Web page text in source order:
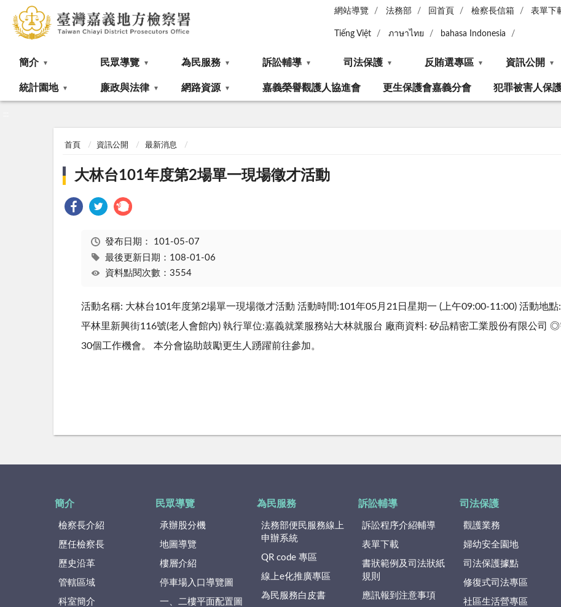
網站導覽 法務部 回首頁 檢察長信箱 表單下
Tiếng Việt ภาษาไทย bahasa Indonesia
簡介 民眾導覽 為民服務 訴訟輔導 司法保護 反賄選專區 資訊公開
統計園地 廉政與法律 網路資源 嘉義榮譽觀護人協進會 更生保護會嘉義分會 犯罪被害人保
首頁 資訊公開 最新消息
大林台101年度第2場單一現場徵才活動
發布日期： 101-05-07
最後更新日期：108-01-06
資料點閱次數：3554
活動名稱: 大林台101年度第2場單一現場徵才活動 活動時間:101年05月21日星期一 (上午09:00-11:00) 活動地
平林里新興街116號(老人會館內) 執行單位:嘉義就業服務站大林就服台 廠商資料: 矽品精密工業股份有限公司
30個工作機會。 本分會協助鼓勵更生人踴躍前往參加。
簡介
檢察長介紹
歷任檢察長
歷史沿革
管轄區域
科室簡介
民眾導覽
承辦股分機
地圖導覽
樓層介紹
停車場入口導覽圖
一、二樓平面配置圖
為民服務
法務部便民服務線上
申辦系統
QR code 專區
線上e化推廣專區
為民服務白皮書
訴訟輔導
訴訟程序介紹輔導
表單下載
書狀範例及司法狀紙
規則
應訊報到注意事項
司法保護
觀護業務
婦幼安全園地
司法保護據點
修復式司法專區
社區生活營專區